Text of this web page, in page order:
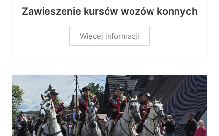
Zawieszenie kursów wozów konnych
Więcej informacji